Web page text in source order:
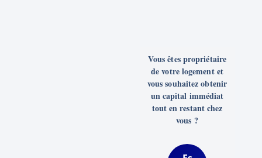
Vous êtes propriétaire
de votre logement et
vous souhaitez obtenir
un capital immédiat
tout en restant chez
vous ?